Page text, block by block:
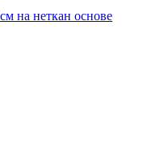
на неткан основе